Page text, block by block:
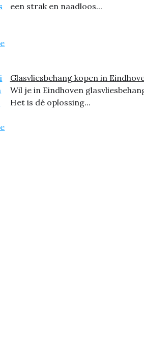
een strak en naadloos...
Glasvliesbehang kopen in
Wil je in Eindhoven
Het is dé oplossing...